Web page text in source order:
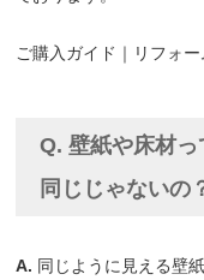
ご購入ガイド｜リフォ
Q. 壁紙や床材
同じじゃないの
A. 同じように見える壁